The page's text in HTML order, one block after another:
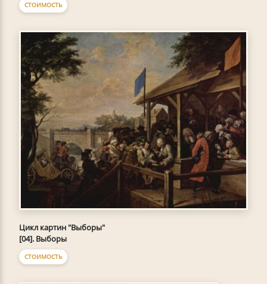
СТОИМОСТЬ
Цикл картин "Выборы"
[04]. Выборы
СТОИМОСТЬ